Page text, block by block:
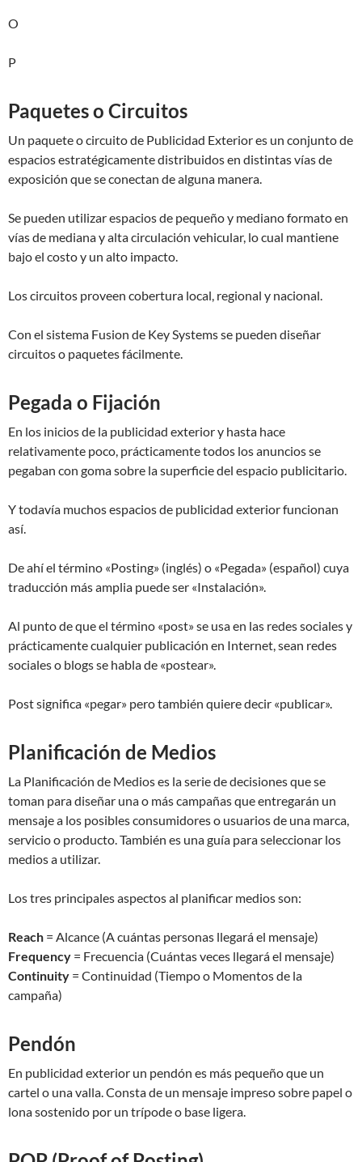
O
P
Paquetes o Circuitos
Un paquete o circuito de Publicidad Exterior es un conjunto de
espacios estratégicamente distribuidos en distintas vías de
exposición que se conectan de alguna manera.
Se pueden utilizar espacios de pequeño y mediano formato en
vías de mediana y alta circulación vehicular, lo cual mantiene
bajo el costo y un alto impacto.
Los circuitos proveen cobertura local, regional y nacional.
Con el sistema Fusion de Key Systems se pueden diseñar
circuitos o paquetes fácilmente.
Pegada o Fijación
En los inicios de la publicidad exterior y hasta hace
relativamente poco, prácticamente todos los anuncios se
pegaban con goma sobre la superficie del espacio publicitario.
Y todavía muchos espacios de publicidad exterior funcionan
así.
De ahí el término «Posting» (inglés) o «Pegada» (español) cuya
traducción más amplia puede ser «Instalación».
Al punto de que el término «post» se usa en las redes sociales y
prácticamente cualquier publicación en Internet, sean redes
sociales o blogs se habla de «postear».
Post significa «pegar» pero también quiere decir «publicar».
Planificación de Medios
La Planificación de Medios es la serie de decisiones que se
toman para diseñar una o más campañas que entregarán un
mensaje a los posibles consumidores o usuarios de una marca,
servicio o producto. También es una guía para seleccionar los
medios a utilizar.
Los tres principales aspectos al planificar medios son:
Reach = Alcance (A cuántas personas llegará el mensaje)
Frequency = Frecuencia (Cuántas veces llegará el mensaje)
Continuity = Continuidad (Tiempo o Momentos de la
campaña)
Pendón
En publicidad exterior un pendón es más pequeño que un
cartel o una valla. Consta de un mensaje impreso sobre papel o
lona sostenido por un trípode o base ligera.